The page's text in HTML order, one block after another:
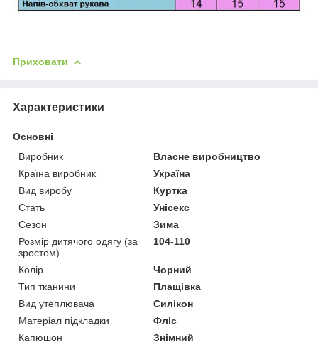
Приховати
Характеристики
Основні
Виробник
Власне виробництво
Країна виробник
Україна
Вид виробу
Куртка
Стать
Унісекс
Сезон
Зима
Розмір дитячого одягу (за
зростом)
104-110
Колір
Чорний
Тип тканини
Плащівка
Вид утеплювача
Силікон
Матеріал підкладки
Фліс
Капюшон
Знімний